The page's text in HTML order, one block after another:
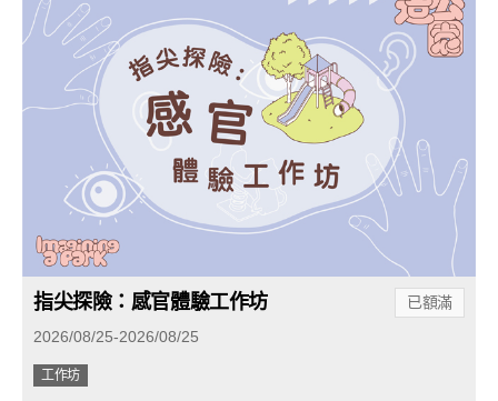
指尖探險：感官體驗工作坊
2026/08/25-2026/08/25
已額滿
工作坊